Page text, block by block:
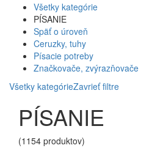
Všetky kategórie
PÍSANIE
Späť o úroveň
Ceruzky, tuhy
Písacie potreby
Značkovače, zvýrazňovače
Všetky kategórieZavrieť filtre
PÍSANIE
(1154 produktov)